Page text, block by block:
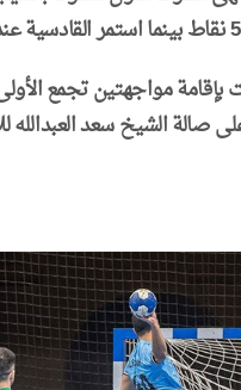
بإقامة مواجهتين تجمع
صالة الشيخ سعد العبدالله